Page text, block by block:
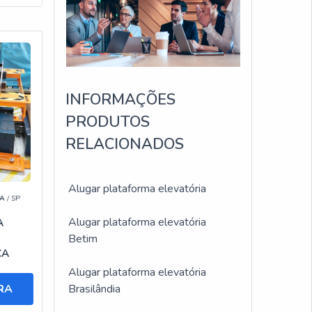
/ SP
INFORMAÇÕES
PRODUTOS
RELACIONADOS
Alugar plataforma elevatória
Alugar plataforma elevatória
Betim
Alugar plataforma elevatória
Brasilândia